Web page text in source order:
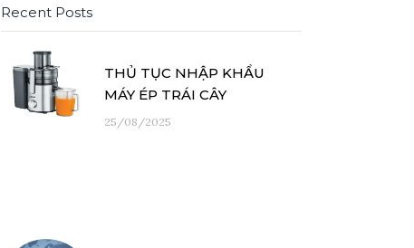
Recent Posts
THỦ TỤC NHẬP KHẨU
MÁY ÉP TRÁI CÂY
25/08/2025